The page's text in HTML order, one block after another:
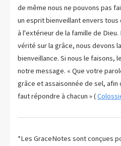
de même nous ne pouvons pas
un esprit bienveillant envers
à l'extérieur de la famille de
vérité sur la grâce, nous devons
bienveillance. Si nous le faisons,
notre message. « Que votre
grâce et assaisonnée de sel, afin
faut répondre à chacun » (
*Les GraceNotes sont conçues